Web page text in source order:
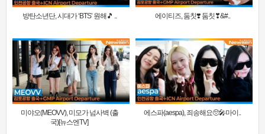
방탄소년단, 시대가 ‘BTS’ 원해🎵 .. 에이티즈, 둠칫❣️ 둠칫❣&#..
미야오(MEOVV), 미모가 넘사벽 (출
국)[뉴스엔TV]
에스파(aespa), 죄송해요🥺🎤마이..